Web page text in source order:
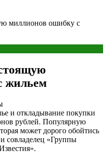
миллионов ошибку с
жильем
и откладывание покупки
рублей. Популярную
может дорого обойтись
совладелец «Группы